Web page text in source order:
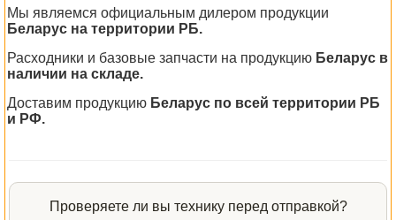
Мы являемся официальным дилером продукции
Беларус на территории РБ.
Расходники и базовые запчасти на продукцию Беларус в
наличии на складе.
Доставим продукцию Беларус по всей территории РБ
и РФ.
Проверяете ли вы технику перед отправкой?